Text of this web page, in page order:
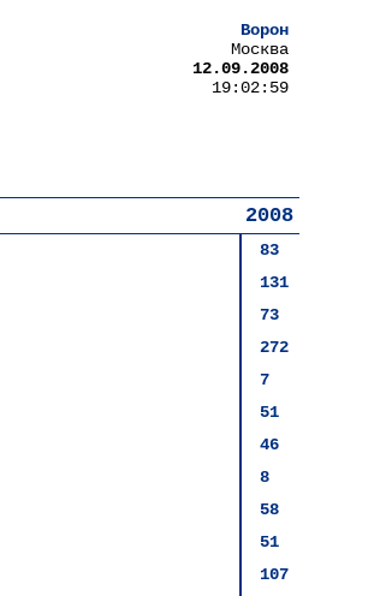
Ворон
Москва
12.09.2008
19:02:59
2008
83
131
73
272
7
51
46
8
58
51
107